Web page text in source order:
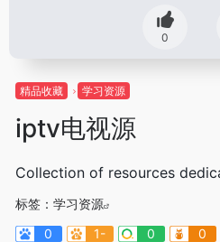
0
精品收藏 学习资源
iptv电视源
Collection of resources
标签： 学习资源
0
1- 0 0